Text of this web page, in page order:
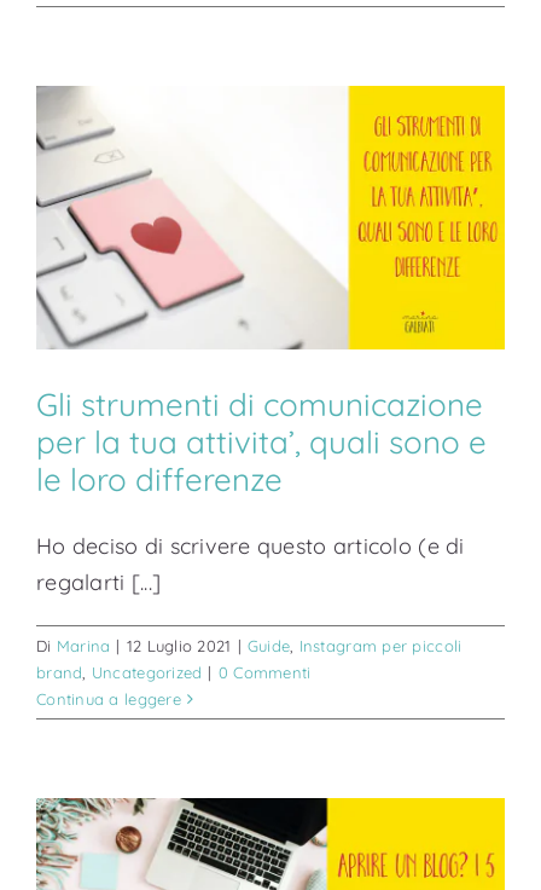
Gli strumenti di comunicazione
per la tua attivita’, quali sono e
le loro differenze
Ho deciso di scrivere questo articolo (e di
regalarti [...]
Di Marina | 12 Luglio 2021 | Guide Instagram per piccoli
brand
Uncategorized | 0 Commenti
Continua a leggere